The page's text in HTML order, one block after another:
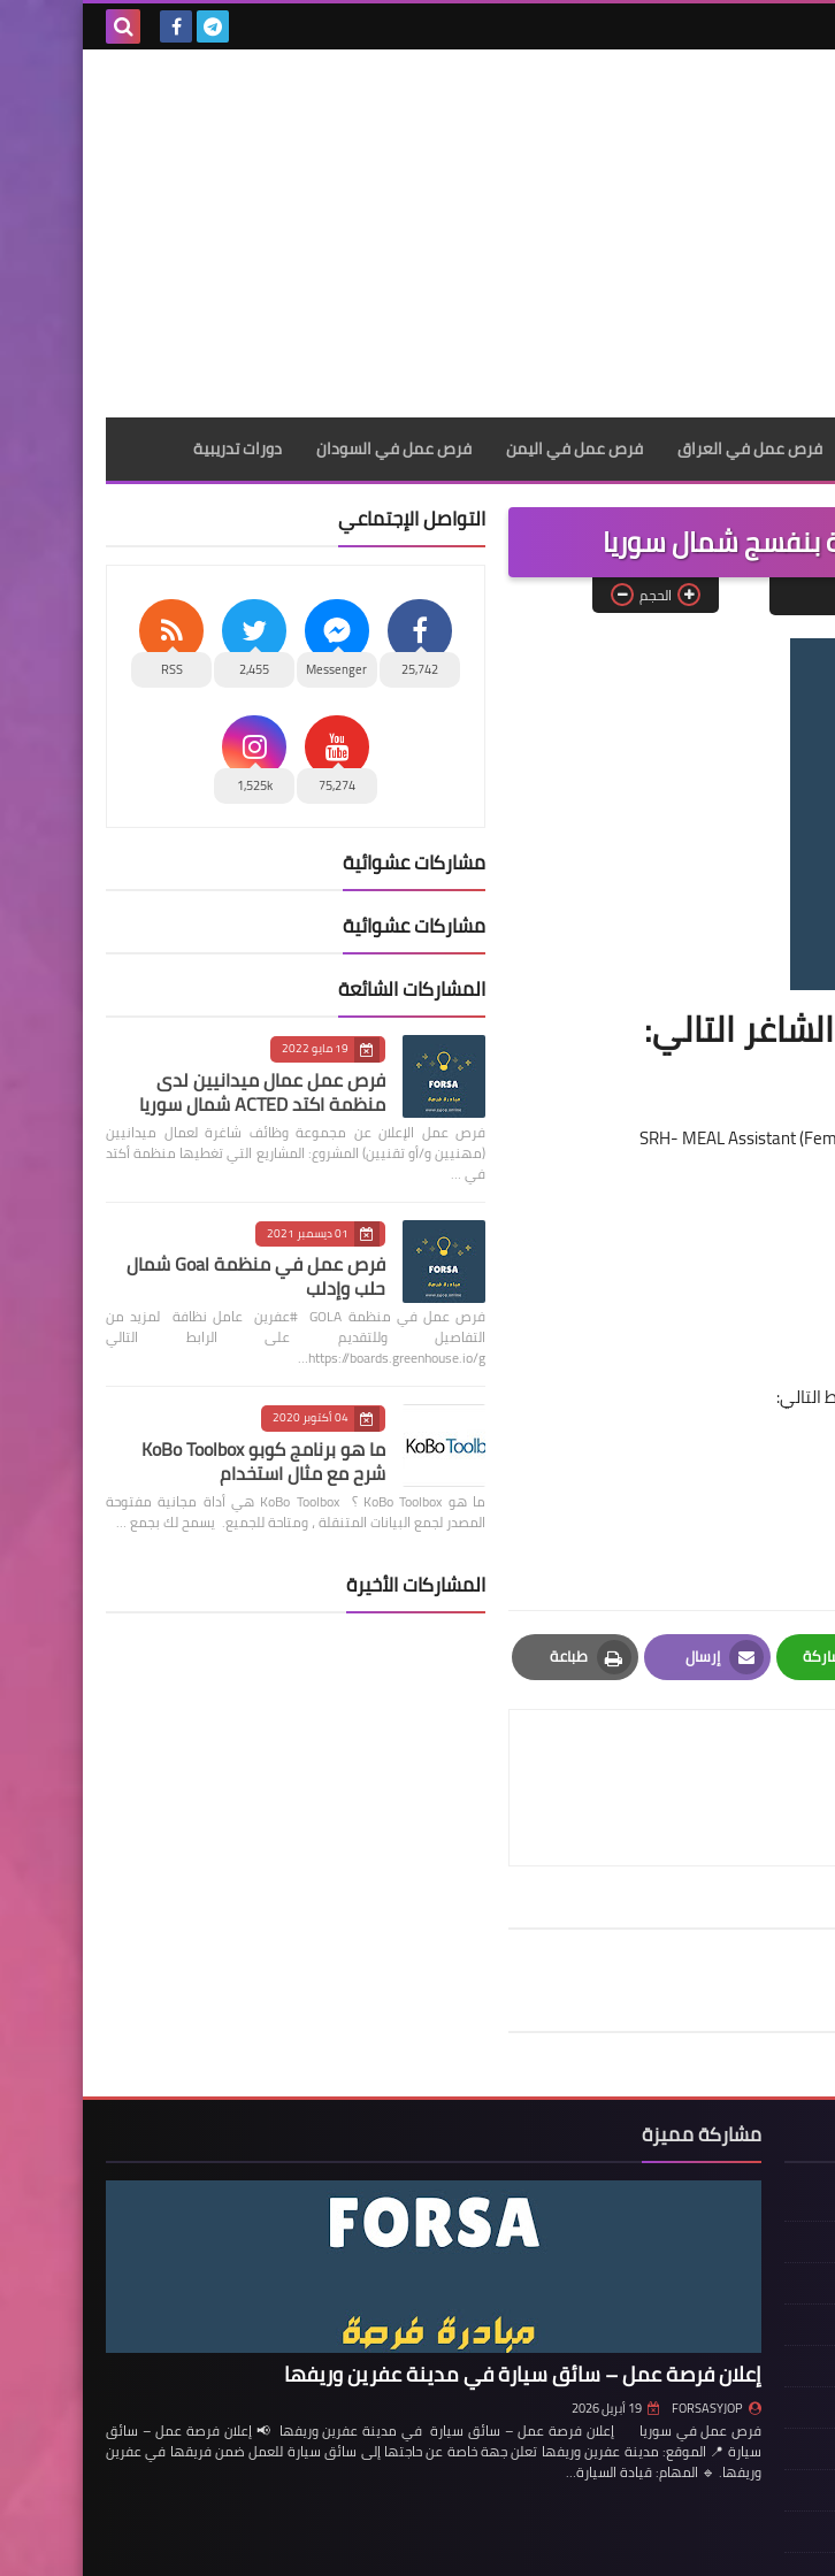
فرص عمل في العراق فرص عمل في اليمن فرص عمل في السودان دورات تدريبية
شمال سوريا
الحجم
التالي:
التالي:
إرسال
Email
طباعة
Print
التواصل الإجتماعي
25,742
Messenger
2,455
RSS
75,274
1,525k
مشاركات عشوائية
مشاركات عشوائية
المشاركات الشائعة
19 مايو 2022
فرص عمل عمال ميدانيين لدى
منظمة اكتد ACTED شمال سوريا
فرص عمل الإعلان عن مجموعة وظائف شاغرة لعمال ميدانيين
(مهنيين و/أو تقنيين) المشروع: المشاريع التي تغطيها منظمة أكتد
في …
01 ديسمبر 2021
فرص عمل في منظمة Goal شمال
حلب وإدلب
فرص عمل في منظمة GOLA #عفرين عامل نظافة لمزيد من
التفاصيل وللتقديم على الرابط التالي
https://boards.greenhouse.io/g…
04 أكتوبر 2020
ما هو برنامج كوبو KoBo Toolbox
شرح مع مثال استخدام
ما هو KoBo Toolbox ؟ KoBo Toolbox هي أداة مجانية مفتوحة
المصدر لجمع البيانات المتنقلة ، ومتاحة للجميع. يسمح لك بجمع …
المشاركات الأخيرة
مشاركة مميزة
إعلان فرصة عمل – سائق سيارة في مدينة عفرين وريفها
FORSASYJOP 19 أبريل 2026
فرص عمل في سوريا إعلان فرصة عمل – سائق سيارة في مدينة عفرين وريفها 📢 إعلان فرصة عمل – سائق
سيارة 📍 الموقع: مدينة عفرين وريفها تعلن جهة خاصة عن حاجتها إلى سائق سيارة للعمل ضمن فريقها في عفرين
وريفها. 🔹 المهام: قيادة السيارة…